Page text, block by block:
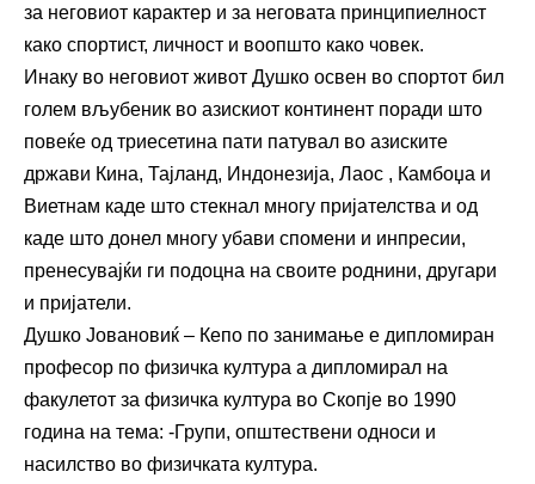
за неговиот карактер и за неговата принципиелност
како спортист, личност и воопшто како човек.
Инаку во неговиот живот Душко освен во спортот бил
голем вљубеник во азискиот континент поради што
повеќе од триесетина пати патувал во азиските
држави Кина, Тајланд, Индонезија, Лаос , Камбоџа и
Виетнам каде што стекнал многу пријателства и од
каде што донел многу убави спомени и инпресии,
пренесувајќи ги подоцна на своите роднини, другари
и пријатели.
Душко Јовановиќ – Кепо по занимање е дипломиран
професор по физичка култура а дипломирал на
факулетот за физичка култура во Скопје во 1990
година на тема: -Групи, општествени односи и
насилство во физичката култура.